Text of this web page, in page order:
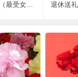
七夕送妈妈什么花（最受女生欢迎的5种七夕节鲜花）